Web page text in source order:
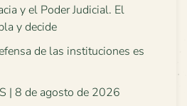
y el Poder Judicial. El
y decide
de las instituciones es
| 8 de agosto de 2026